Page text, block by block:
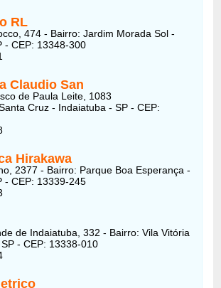
RL
474 - Bairro: Jardim Morada Sol -
- CEP: 13348-300
Claudio San
de Paula Leite, 1083
Cruz - Indaiatuba - SP - CEP:
Hirakawa
2377 - Bairro: Parque Boa Esperança -
- CEP: 13339-245
de Indaiatuba, 332 - Bairro: Vila Vitória
- CEP: 13338-010